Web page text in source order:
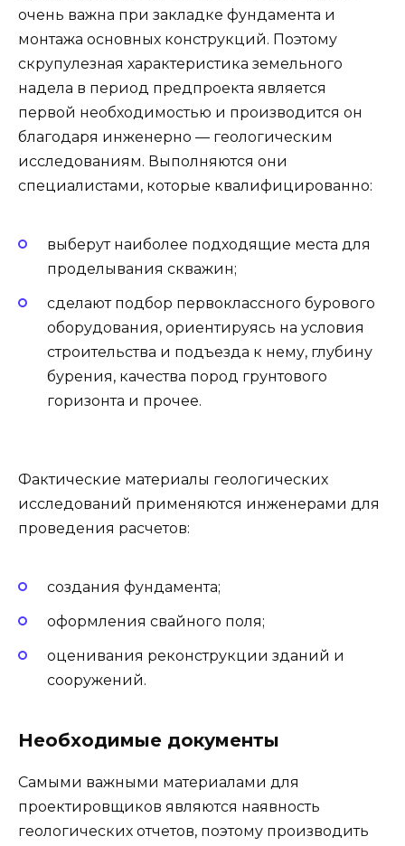
очень важна при закладке фундамента и
монтажа основных конструкций. Поэтому
скрупулезная характеристика земельного
надела в период предпроекта является
первой необходимостью и производится он
благодаря инженерно — геологическим
исследованиям. Выполняются они
специалистами, которые квалифицированно:
выберут наиболее подходящие места для
проделывания скважин;
сделают подбор первоклассного бурового
оборудования, ориентируясь на условия
строительства и подъезда к нему, глубину
бурения, качества пород грунтового
горизонта и прочее.
Фактические материалы геологических
исследований применяются инженерами для
проведения расчетов:
создания фундамента;
оформления свайного поля;
оценивания реконструкции зданий и
сооружений.
Необходимые документы
Самыми важными материалами для
проектировщиков являются наявность
геологических отчетов, поэтому производить